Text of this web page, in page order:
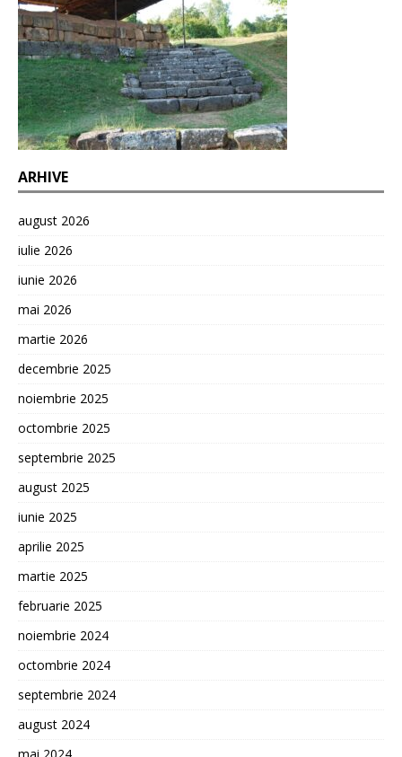
ARHIVE
august 2026
iulie 2026
iunie 2026
mai 2026
martie 2026
decembrie 2025
noiembrie 2025
octombrie 2025
septembrie 2025
august 2025
iunie 2025
aprilie 2025
martie 2025
februarie 2025
noiembrie 2024
octombrie 2024
septembrie 2024
august 2024
mai 2024